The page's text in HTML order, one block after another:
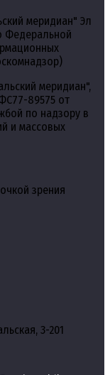
меридиан" Эл
Федеральной
меридиан",
89575 от
по надзору в
и массовых
зрения
3-201